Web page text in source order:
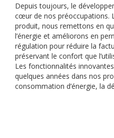
Depuis toujours, le
cœur de nos préoccupations.
produit, nous remettons en
l’énergie et améliorons en
régulation pour réduire la
préservant le confort que
Les fonctionnalités
quelques années dans nos
consommation d’énergie, la